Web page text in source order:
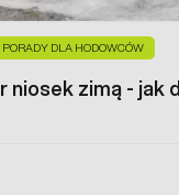
PORADY DLA HODOWCÓW
niosek zimą - jak